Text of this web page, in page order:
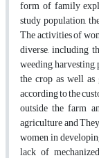
form of family
study population,
The activities of
diverse, including
weeding,
the crop as well
according to the
outside the farm
agriculture and
women in
lack of